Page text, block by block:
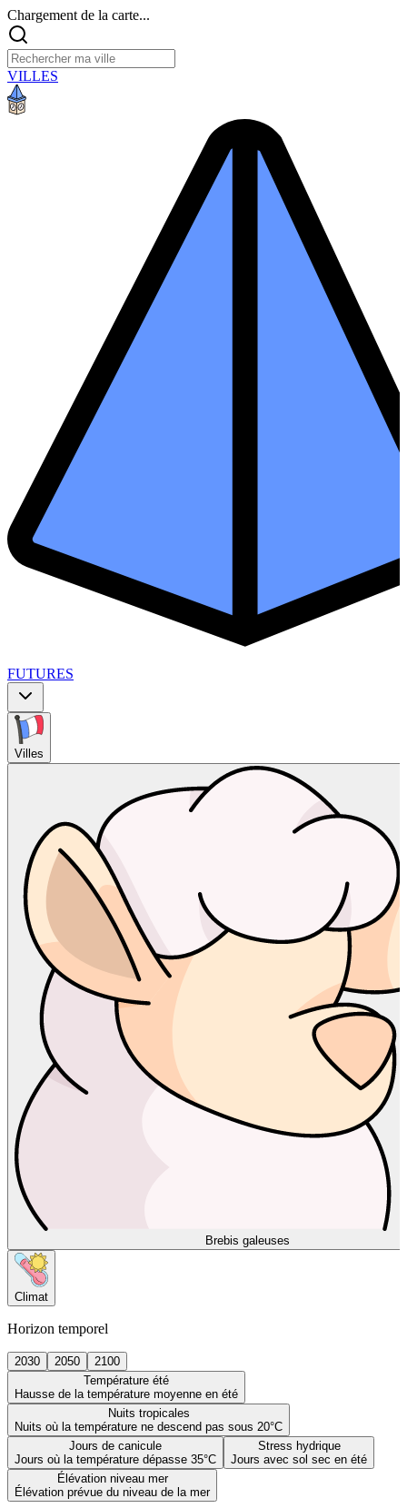
Chargement de la carte...
VILLES
FUTURES
Villes
Brebis galeuses
Climat
Horizon temporel
2030 2050
2100
Température été
Hausse de la température moyenne en été
Nuits tropicales
Nuits où la température ne descend pas sous 20°C
Jours de canicule
Jours où la température dépasse 35°C
Stress hydrique
Jours avec sol sec en été
Élévation niveau mer
Élévation prévue du niveau de la mer